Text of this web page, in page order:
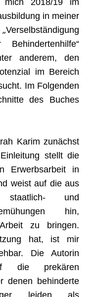
in meiner
„Verselbständigung
anderem, den
im Bereich
Im Folgenden
des Buches
Karim zunächst
stellt die
Erwerbsarbeit in
weist auf die aus
und
hin,
zu bringen.
hat, ist mir
Die Autorin
die prekären
denen behinderte
leiden als